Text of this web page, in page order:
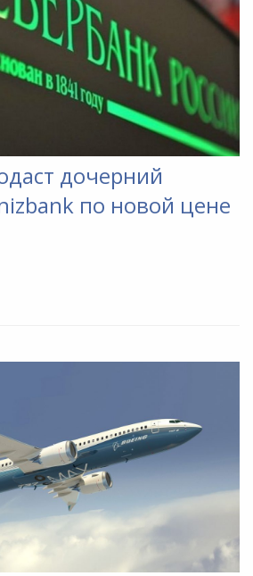
дочерний
по новой цене